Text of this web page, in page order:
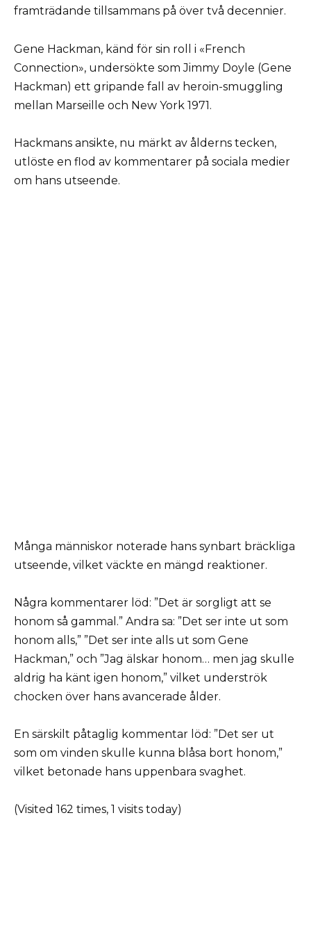
framträdande tillsammans på över två decennier.
Gene Hackman, känd för sin roll i «French
Connection», undersökte som Jimmy Doyle (Gene
Hackman) ett gripande fall av heroin-smuggling
mellan Marseille och New York 1971.
Hackmans ansikte, nu märkt av ålderns tecken,
utlöste en flod av kommentarer på sociala medier
om hans utseende.
Många människor noterade hans synbart bräckliga
utseende, vilket väckte en mängd reaktioner.
Några kommentarer löd: ”Det är sorgligt att se
honom så gammal.” Andra sa: ”Det ser inte ut som
honom alls,” ”Det ser inte alls ut som Gene
Hackman,” och ”Jag älskar honom… men jag skulle
aldrig ha känt igen honom,” vilket underströk
chocken över hans avancerade ålder.
En särskilt påtaglig kommentar löd: ”Det ser ut
som om vinden skulle kunna blåsa bort honom,”
vilket betonade hans uppenbara svaghet.
(Visited 162 times, 1 visits today)